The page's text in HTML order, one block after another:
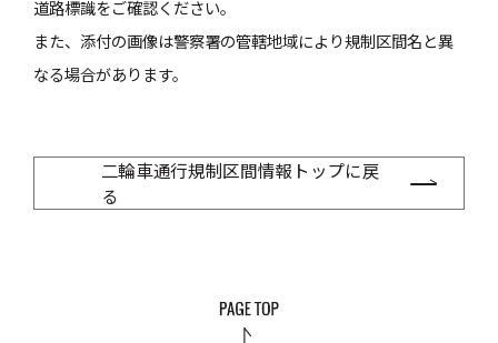
道路標識をご確認ください。
また、添付の画像は警察署の管轄地域により規制区間名と異
なる場合があります。
二輪車通行規制区間情報トップに戻
る